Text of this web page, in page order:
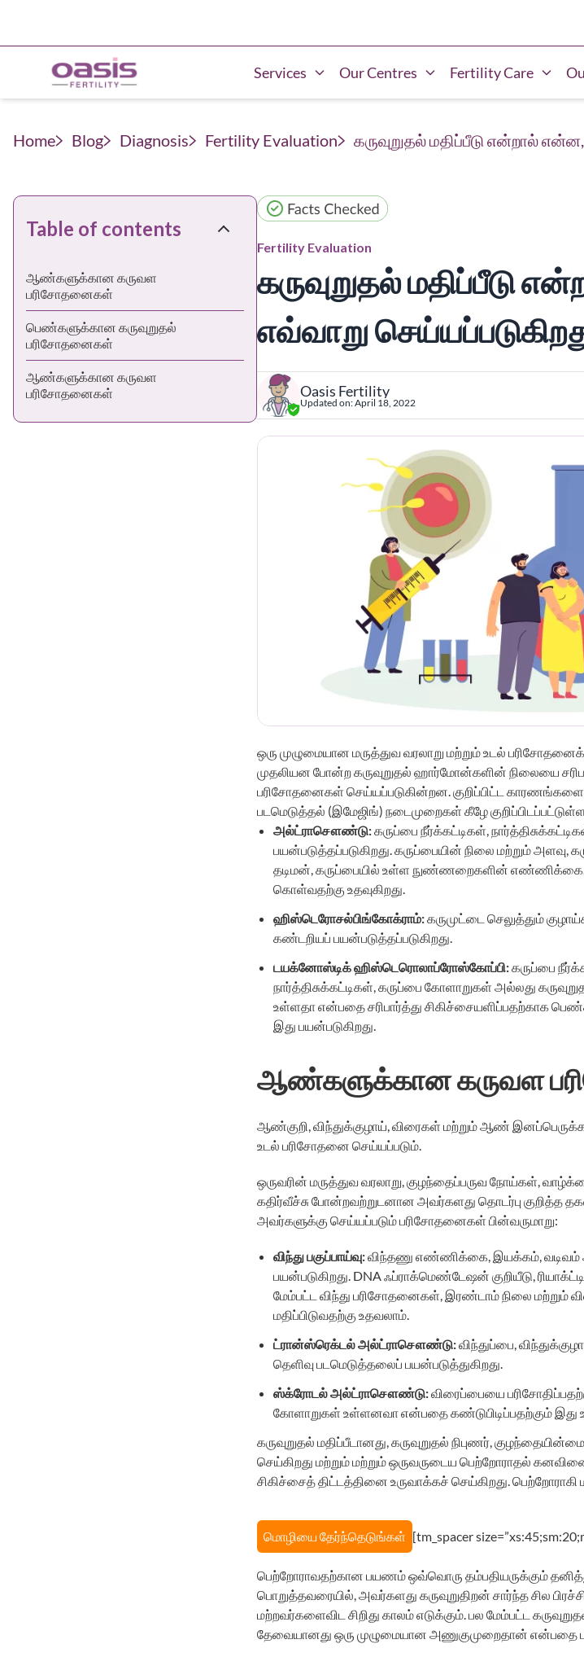
Services Our Centres Fertility Care
Home Blog Diagnosis Fertility Evaluation கருவுறுதல் மதிப்பீடு என்றால்
Table of contents
ஆண்களுக்கான கருவள
பரிசோதனைகள்
பெண்களுக்கான கருவுறுதல்
பரிசோதனைகள்
ஆண்களுக்கான கருவள
பரிசோதனைகள்
Fertility Evaluation
கருவுறுதல் மதிப்பீடு
எவ்வாறு
Oasis Fertility
Updated on:April 18, 2022
ஒரு முழுமையான மருத்துவ வரலாறு மற்றும் உடல்
முதலியன போன்ற கருவுறுதல் ஹார்மோன்களின் நிலையை
பரிசோதனைகள் செய்யப்படுகின்றன. குறிப்பிட்ட
படமெடுத்தல் (இமேஜிங்) நடைமுறைகள் கீழே
அல்ட்ராசௌண்டு:கருப்பை நீர்க்கட்டிகள்,
பயன்படுத்தப்படுகிறது. கருப்பையின் நிலை மற்றும்
தடிமன், கருப்பையில் உள்ள நுண்ணறைகளின் எண்ணிக்கை,
கொள்வதற்கு உதவுகிறது.
ஹிஸ்டெரோசல்பிங்கோக்ராம்:கருமுட்டை செலுத்தும்
கண்டறியப் பயன்படுத்தப்படுகிறது.
டயக்னோஸ்டிக்ஹிஸ்டெரொலாப்ரோஸ்கோப்பி:கருப்பை
நார்த்திசுக்கட்டிகள், கருப்பை கோளாறுகள் அல்லது
உள்ளதா என்பதை சரிபார்த்து சிகிச்சையளிப்பதற்காக
இது பயன்படுகிறது.
ஆண்களுக்கான கருவள
ஆண்குறி, விந்துக்குழாய், விரைகள் மற்றும் ஆண்
உடல் பரிசோதனை செய்யப்படும்.
ஒருவரின் மருத்துவ வரலாறு, குழந்தைப்பருவ நோய்கள்,
கதிர்வீச்சு போன்றவற்றுடனான அவர்களது தொடர்பு குறித்த
அவர்களுக்கு செய்யப்படும் பரிசோதனைகள் பின்வருமாறு:
விந்துபகுப்பாய்வு:விந்தணு எண்ணிக்கை, இயக்கம், வடிவம்
பயன்படுகிறது. DNA ஃப்ராக்மெண்டேஷன் குறியீடு,
மேம்பட்ட விந்து பரிசோதனைகள், இரண்டாம் நிலை மற்றும்
மதிப்பிடுவதற்கு உதவலாம்.
ட்ரான்ஸ்ரெக்டல்அல்ட்ராசௌண்டு:விந்துப்பை,
தெளிவு படமெடுத்தலைப் பயன்படுத்துகிறது.
ஸ்க்ரோடல்அல்ட்ராசௌண்டு:விரைப்பையை
கோளாறுகள் உள்ளனவா என்பதை கண்டுபிடிப்பதற்கும் இது
கருவுறுதல் மதிப்பீடானது, கருவுறுதல் நிபுணர்,
செய்கிறது மற்றும் மற்றும் ஒருவருடைய பெற்றோராதல்
சிகிச்சைத் திட்டத்தினை உருவாக்கச் செய்கிறது. பெற்றோராகி
மொழியை தேர்ந்தெடுங்கள் [tm_spacer
பெற்றோராவதற்கான பயணம் ஒவ்வொரு தம்பதியருக்கும்
பொறுத்தவரையில், அவர்களது கருவுறுதிறன் சார்ந்த சில
மற்றவர்களைவிட சிறிது காலம் எடுக்கும். பல மேம்பட்ட
தேவையானது ஒரு முழுமையான அணுகுமுறைதான் என்பதை